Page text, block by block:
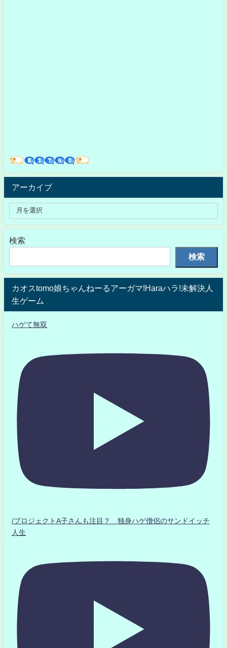
アーカイブ
検索
検索
カオスtomo娘ちゃんねーるアーガマ!Haraハラ!未解決人
生ゲーム
ハゲて無双
/プロジェクトA子さんも注目？ 独身ハゲ僧侶のサンドイッチ
人生